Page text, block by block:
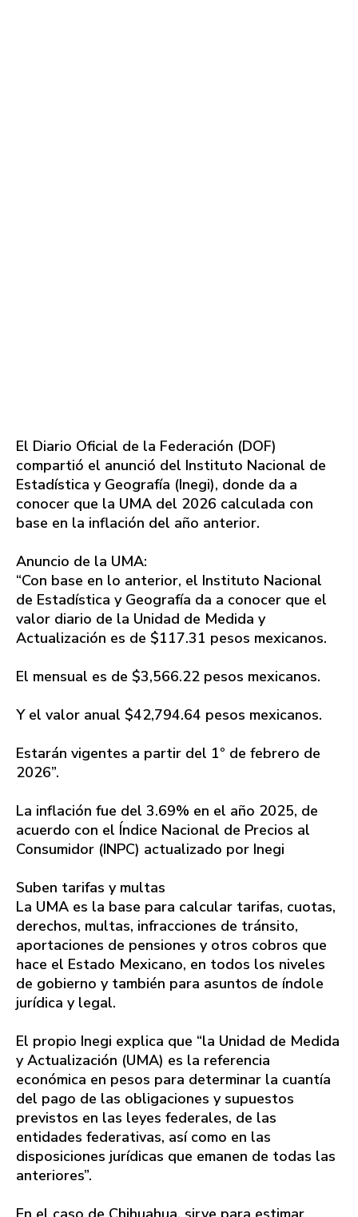
El Diario Oficial de la Federación (DOF)
compartió el anunció del Instituto Nacional de
Estadística y Geografía (Inegi), donde da a
conocer que la UMA del 2026 calculada con
base en la inflación del año anterior.
Anuncio de la UMA:
“Con base en lo anterior, el Instituto Nacional
de Estadística y Geografía da a conocer que el
valor diario de la Unidad de Medida y
Actualización es de $117.31 pesos mexicanos.
El mensual es de $3,566.22 pesos mexicanos.
Y el valor anual $42,794.64 pesos mexicanos.
Estarán vigentes a partir del 1º de febrero de
2026”.
La inflación fue del 3.69% en el año 2025, de
acuerdo con el Índice Nacional de Precios al
Consumidor (INPC) actualizado por Inegi
Suben tarifas y multas
La UMA es la base para calcular tarifas, cuotas,
derechos, multas, infracciones de tránsito,
aportaciones de pensiones y otros cobros que
hace el Estado Mexicano, en todos los niveles
de gobierno y también para asuntos de índole
jurídica y legal.
El propio Inegi explica que “la Unidad de Medida
y Actualización (UMA) es la referencia
económica en pesos para determinar la cuantía
del pago de las obligaciones y supuestos
previstos en las leyes federales, de las
entidades federativas, así como en las
disposiciones jurídicas que emanen de todas las
anteriores”.